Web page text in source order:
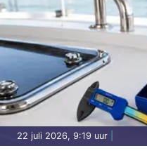
22 juli 2026, 9:19 uur